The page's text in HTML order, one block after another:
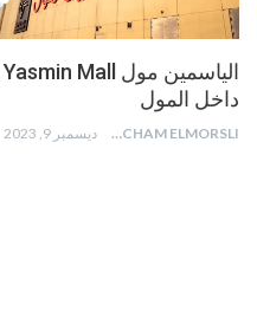
داخل المول
HICHAM ELMORSLI ديسمبر 9, 2023